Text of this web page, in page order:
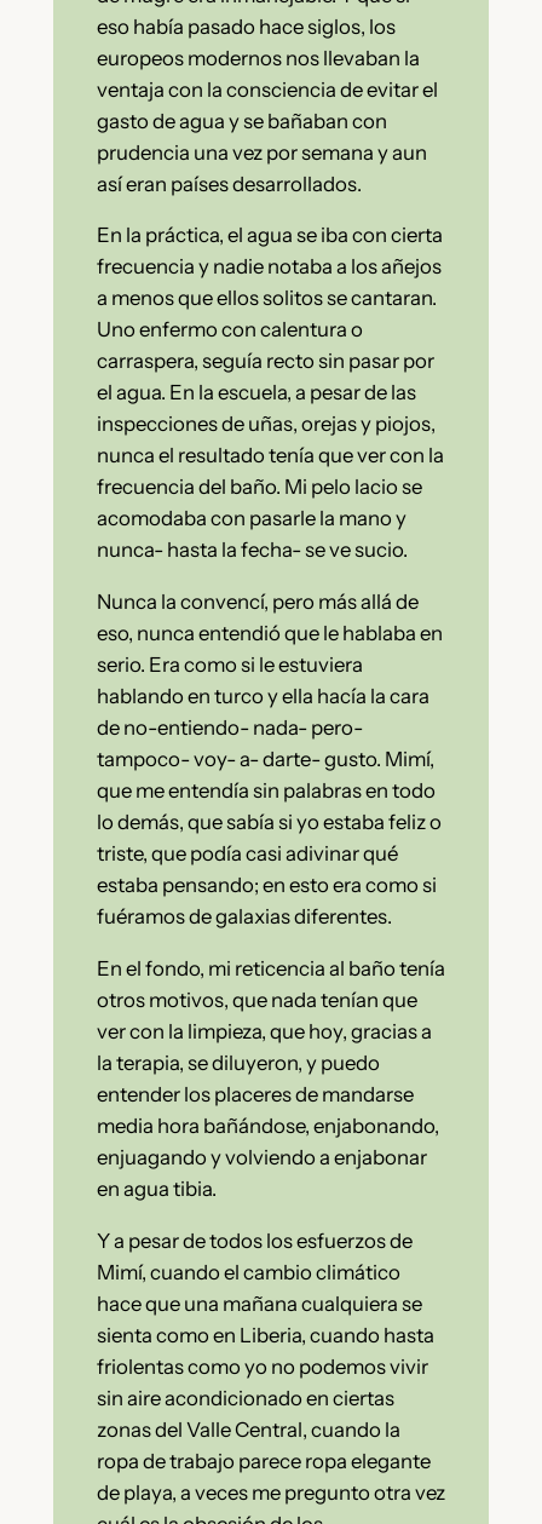
eso había pasado hace siglos, los
europeos modernos nos llevaban la
ventaja con la consciencia de evitar el
gasto de agua y se bañaban con
prudencia una vez por semana y aun
así eran países desarrollados.
En la práctica, el agua se iba con cierta
frecuencia y nadie notaba a los añejos
a menos que ellos solitos se cantaran.
Uno enfermo con calentura o
carraspera, seguía recto sin pasar por
el agua. En la escuela, a pesar de las
inspecciones de uñas, orejas y piojos,
nunca el resultado tenía que ver con la
frecuencia del baño. Mi pelo lacio se
acomodaba con pasarle la mano y
nunca- hasta la fecha- se ve sucio.
Nunca la convencí, pero más allá de
eso, nunca entendió que le hablaba en
serio. Era como si le estuviera
hablando en turco y ella hacía la cara
de no-entiendo- nada- pero-
tampoco- voy- a- darte- gusto. Mimí,
que me entendía sin palabras en todo
lo demás, que sabía si yo estaba feliz o
triste, que podía casi adivinar qué
estaba pensando; en esto era como si
fuéramos de galaxias diferentes.
En el fondo, mi reticencia al baño tenía
otros motivos, que nada tenían que
ver con la limpieza, que hoy, gracias a
la terapia, se diluyeron, y puedo
entender los placeres de mandarse
media hora bañándose, enjabonando,
enjuagando y volviendo a enjabonar
en agua tibia.
Y a pesar de todos los esfuerzos de
Mimí, cuando el cambio climático
hace que una mañana cualquiera se
sienta como en Liberia, cuando hasta
friolentas como yo no podemos vivir
sin aire acondicionado en ciertas
zonas del Valle Central, cuando la
ropa de trabajo parece ropa elegante
de playa, a veces me pregunto otra vez